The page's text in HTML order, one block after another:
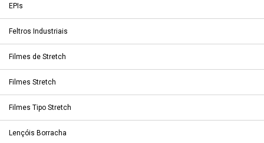
EPIs
Feltros Industriais
Filmes de Stretch
Filmes Stretch
Filmes Tipo Stretch
Lençóis Borracha